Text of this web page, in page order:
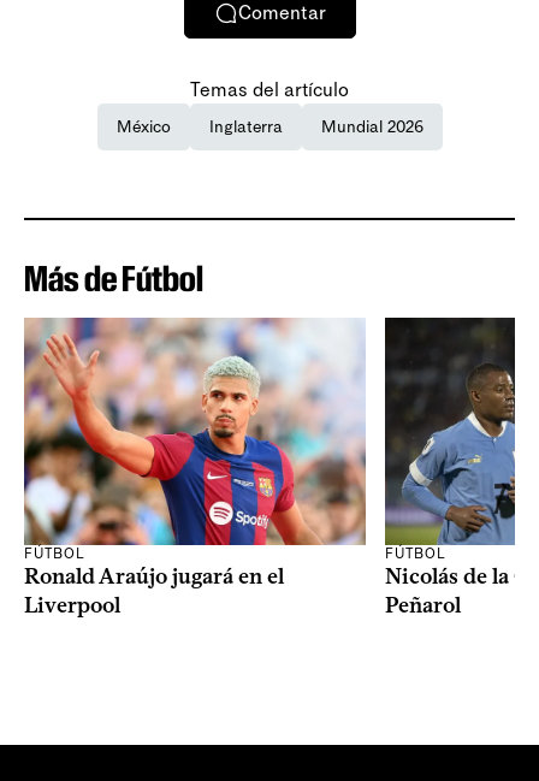
Comentar
Temas del artículo
México Inglaterra Mundial 2026
Más de Fútbol
FÚTBOL
Ronald Araújo jugará en el
Liverpool
FÚTBOL
Nicolás de la
Peñarol